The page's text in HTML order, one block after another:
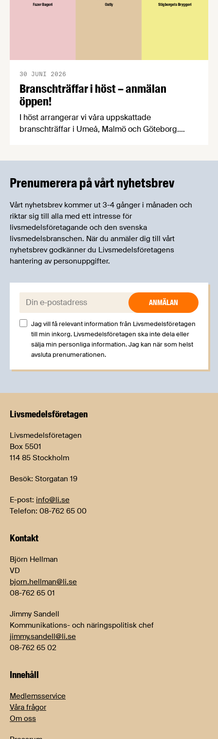
Branschträffar i höst – anmälan
öppen!
30 JUNI 2026
I höst arrangerar vi våra uppskattade
branschträffar i Umeå, Malmö och Göteborg.
Prenumerera på vårt nyhetsbrev
Vårt nyhetsbrev kommer ut 3-4 gånger i månaden och
riktar sig till alla med ett intresse för
livsmedelsföretagande och den svenska
livsmedelsbranschen. När du anmäler dig till vårt
nyhetsbrev godkänner du Livsmedelsföretagens
hantering av personuppgifter.
E-post:
Jag vill få relevant information från Livsmedelsföretagen
till min inkorg. Livsmedelsföretagen ska inte dela eller
sälja min personliga information. Jag kan när som helst
avsluta prenumerationen.
Livsmedels­företagen
Livsmedelsföretagen
Box 5501
114 85 Stockholm
Besök: Storgatan 19
E-post: info@li.se
Telefon: 08-762 65 00
Kontakt
Björn Hellman
VD
bjorn.hellman@li.se
08-762 65 01
Jimmy Sandell
Kommunikations- och näringspolitisk chef
jimmy.sandell@li.se
08-762 65 02
Innehåll
Medlemsservice
Våra frågor
Om oss